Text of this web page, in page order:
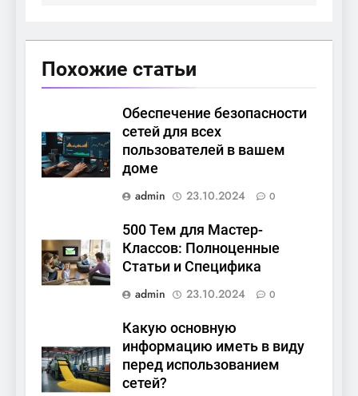
Похожие статьи
Обеспечение безопасности
сетей для всех
пользователей в вашем
доме
admin
23.10.2024 0
500 Тем для Мастер-
Классов: Полноценные
Статьи и Специфика
admin
23.10.2024 0
Какую основную
информацию иметь в виду
перед использованием
сетей?